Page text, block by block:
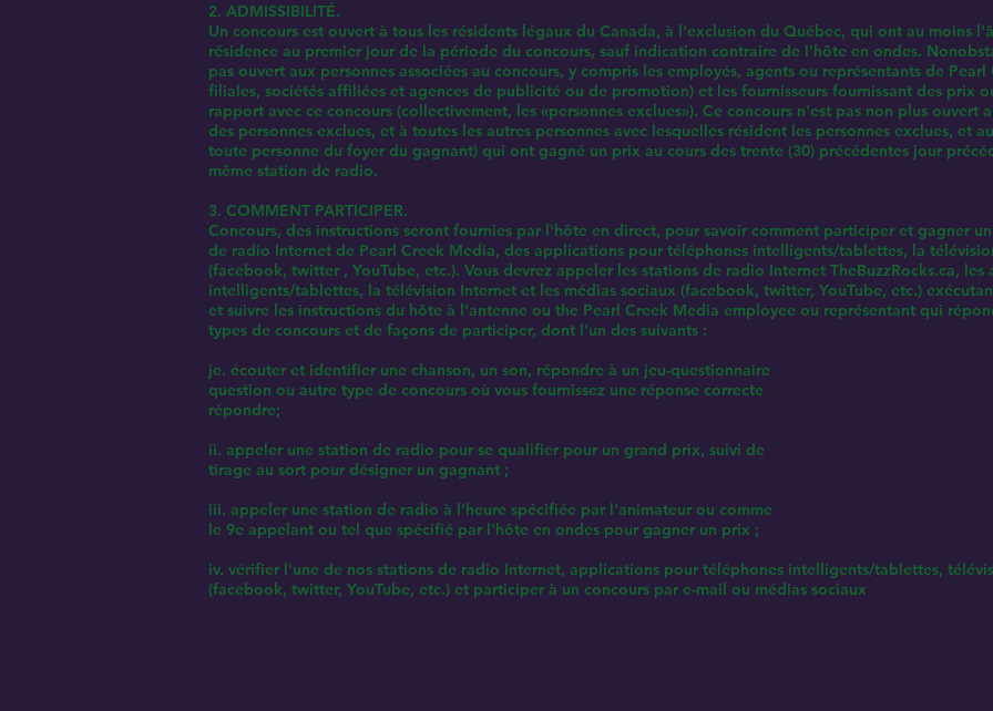
2. ADMISSIBILITÉ.
Un concours est ouvert à tous les résidents légaux du Canada, à l'exclusion du Québec, qui ont au moins
résidence au premier jour de la période du concours, sauf indication contraire de l'hôte en ondes.
pas ouvert aux personnes associées au concours, y compris les employés, agents ou représentants de
filiales, sociétés affiliées et agences de publicité ou de promotion) et les fournisseurs fournissant des prix
rapport avec ce concours (collectivement, les «personnes exclues»). Ce concours n'est pas non plus
des personnes exclues, et à toutes les autres personnes avec lesquelles résident les personnes exclues, et
toute personne du foyer du gagnant) qui ont gagné un prix au cours des trente (30) précédentes jour
même station de radio.
3. COMMENT PARTICIPER.
Concours, des instructions seront fournies par l'hôte en direct, pour savoir comment participer et gagner
de radio Internet de Pearl Creek Media, des applications pour téléphones intelligents/tablettes, la
(facebook, twitter , YouTube, etc.). Vous devrez appeler les stations de radio Internet TheBuzzRocks.ca,
intelligents/tablettes, la télévision Internet et les médias sociaux (facebook, twitter, YouTube, etc.)
et suivre les instructions du hôte à l'antenne ou the Pearl Creek Media employee ou représentant qui
types de concours et de façons de participer, dont l'un des suivants :
je. écouter et identifier une chanson, un son, répondre à un jeu-questionnaire
question ou autre type de concours où vous fournissez une réponse correcte
répondre;
ii. appeler une station de radio pour se qualifier pour un grand prix, suivi de
tirage au sort pour désigner un gagnant ;
iii. appeler une station de radio à l'heure spécifiée par l'animateur ou comme
le 9e appelant ou tel que spécifié par l'hôte en ondes pour gagner un prix ;
iv. vérifier l'une de nos stations de radio Internet, applications pour téléphones intelligents/tablettes,
(facebook, twitter, YouTube, etc.) et participer à un concours par e-mail ou médias sociaux